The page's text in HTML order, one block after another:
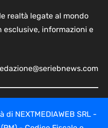
realtà legate al mondo
informazioni e
NEXTMEDIAWEB SRL -